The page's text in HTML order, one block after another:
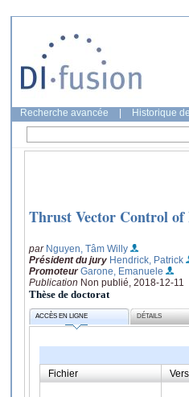
Recherche avancée Historique
Thrust Vector Control of
par Nguyen, Tâm Willy
Président du jury Hendrick, Patrick
Promoteur Garone, Emanuele
Publication Non publié, 2018-12-11
Thèse de doctorat
ACCÈS EN LIGNE DÉTAILS
Fichier